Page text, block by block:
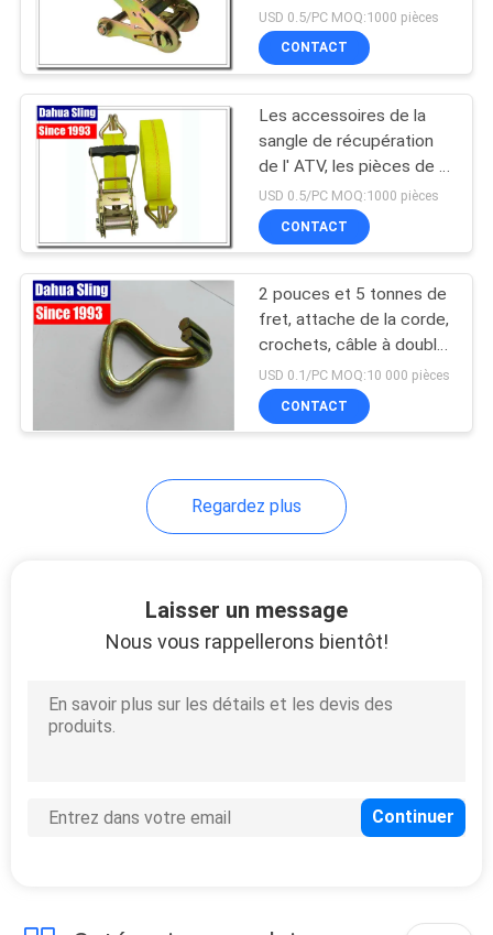
pour les sangles de 4
pouces
USD 0.5/PC MOQ:1000 pièces
CONTACT
Les accessoires de la
sangle de récupération
de l' ATV, les pièces de la
boucle de la sangle avec
le crochet.
USD 0.5/PC MOQ:1000 pièces
CONTACT
2 pouces et 5 tonnes de
fret, attache de la corde,
crochets, câble à double
J.
USD 0.1/PC MOQ:10 000 pièces
CONTACT
Regardez plus
Laisser un message
Nous vous rappellerons bientôt!